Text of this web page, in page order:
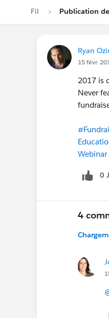
Fil Publication
Ryan
15 févr.
2017 is
Never
Webinar
0
4